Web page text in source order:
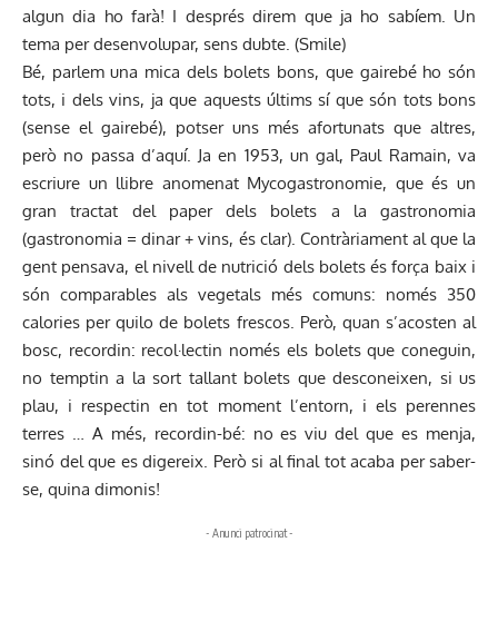
algun dia ho farà! I després direm que ja ho sabíem. Un
tema per desenvolupar, sens dubte. (Smile)
Bé, parlem una mica dels bolets bons, que gairebé ho són
tots, i dels vins, ja que aquests últims sí que són tots bons
(sense el gairebé), potser uns més afortunats que altres,
però no passa d’aquí. Ja en 1953, un gal, Paul Ramain, va
escriure un llibre anomenat Mycogastronomie, que és un
gran tractat del paper dels bolets a la gastronomia
(gastronomia = dinar + vins, és clar). Contràriament al que la
gent pensava, el nivell de nutrició dels bolets és força baix i
són comparables als vegetals més comuns: només 350
calories per quilo de bolets frescos. Però, quan s’acosten al
bosc, recordin: recol·lectin només els bolets que coneguin,
no temptin a la sort tallant bolets que desconeixen, si us
plau, i respectin en tot moment l’entorn, i els perennes
terres … A més, recordin-bé: no es viu del que es menja,
sinó del que es digereix. Però si al final tot acaba per saber-
se, quina dimonis!
- Anunci patrocinat -